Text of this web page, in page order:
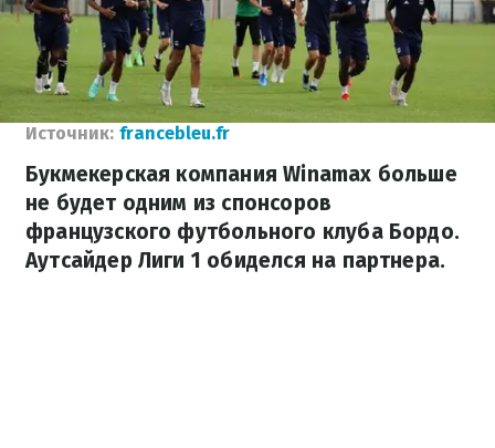
Источник: francebleu.fr
Букмекерская компания Winamax больше
не будет одним из спонсоров
французского футбольного клуба Бордо.
Аутсайдер Лиги 1 обиделся на партнера.